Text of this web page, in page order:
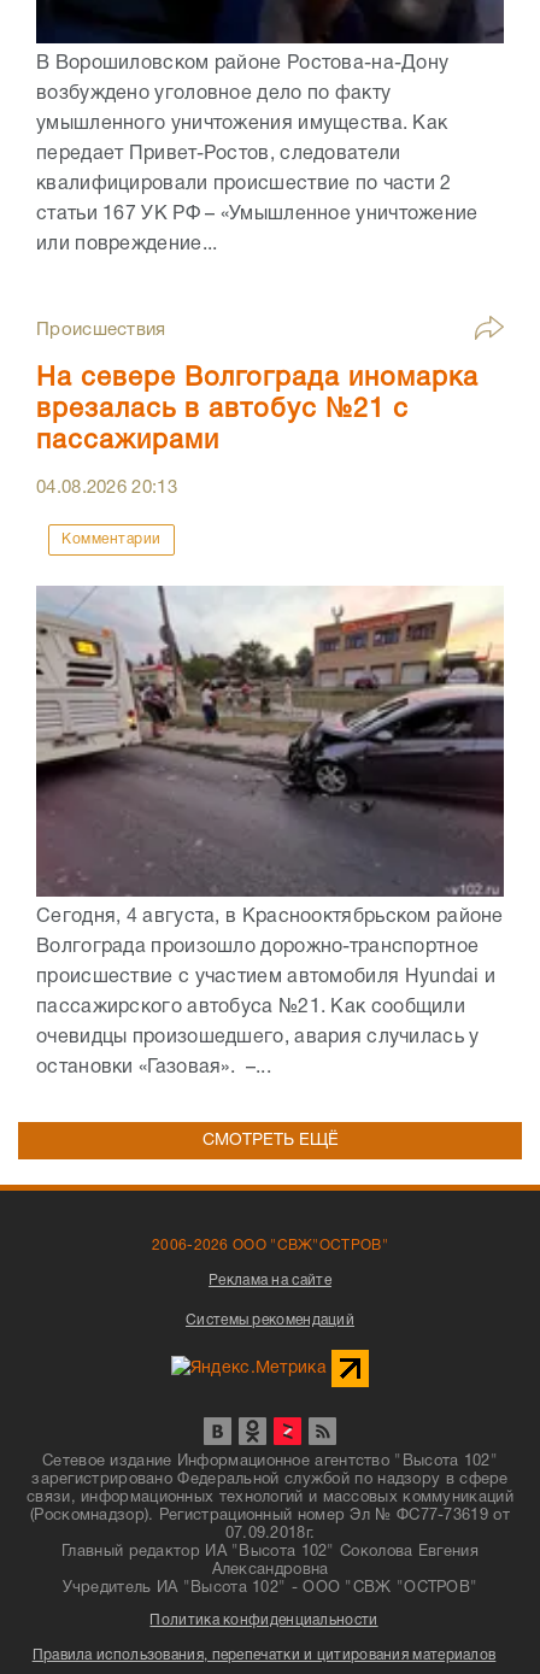
В Ворошиловском районе Ростова-на-Дону
возбуждено уголовное дело по факту
умышленного уничтожения имущества. Как
передает Привет-Ростов, следователи
квалифицировали происшествие по части 2
статьи 167 УК РФ – «Умышленное уничтожение
или повреждение...
Происшествия
На севере Волгограда иномарка
врезалась в автобус №21 с
пассажирами
04.08.202620:13
Комментарии
Сегодня, 4 августа, в Краснооктябрьском районе
Волгограда произошло дорожно-транспортное
происшествие с участием автомобиля Hyundai и
пассажирского автобуса №21. Как сообщили
очевидцы произошедшего, авария случилась у
остановки «Газовая». –...
СМОТРЕТЬ ЕЩЁ
2006-2026 ООО "СВЖ"ОСТРОВ"
Реклама на сайте
Системы рекомендаций
Сетевое издание Информационное агентство "Высота 102"
зарегистрировано Федеральной службой по надзору в сфере
связи, информационных технологий и массовых коммуникаций
(Роскомнадзор). Регистрационный номер Эл № ФС77-73619 от
07.09.2018г.
Главный редактор ИА "Высота 102" Соколова Евгения
Александровна
Учредитель ИА "Высота 102" - ООО "СВЖ "ОСТРОВ"
Политика конфиденциальности
Правила использования, перепечатки и цитирования материалов